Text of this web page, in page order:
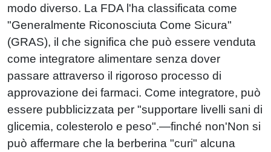
modo diverso. La FDA l'ha classificata come
"Generalmente Riconosciuta Come Sicura"
(GRAS), il che significa che può essere venduta
come integratore alimentare senza dover
passare attraverso il rigoroso processo di
approvazione dei farmaci. Come integratore, può
essere pubblicizzata per "supportare livelli sani di
glicemia, colesterolo e peso".—finché non'Non si
può affermare che la berberina "curi" alcuna